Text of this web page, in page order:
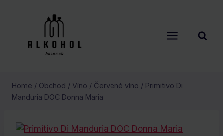
Home / Obchod / Víno / Červené víno / Primitivo Di
Manduria DOC Donna Maria